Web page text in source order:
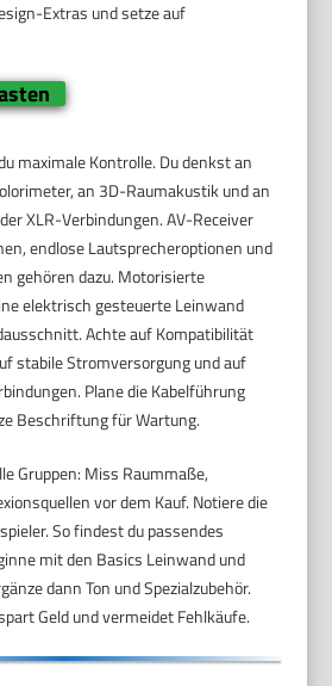
Extras und setze auf
maximale Kontrolle. Du denkst an
an 3D-Raumakustik und an
XLR-Verbindungen. AV-Receiver
endlose Lautsprecheroptionen und
gehören dazu. Motorisierte
elektrisch gesteuerte Leinwand
Achte auf Kompatibilität
stabile Stromversorgung und auf
Plane die Kabelführung
Beschriftung für Wartung.
Gruppen: Miss Raummaße,
vor dem Kauf. Notiere die
So findest du passendes
mit den Basics Leinwand und
dann Ton und Spezialzubehör.
Geld und vermeidet Fehlkäufe.